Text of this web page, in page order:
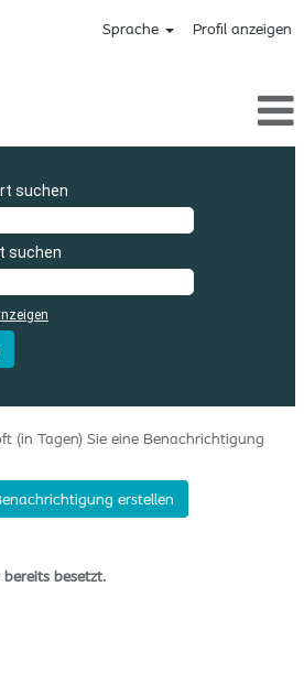
Sprache Profil anzeigen
suchen
suchen
(in Tagen) Sie eine Benachrichtigung
erstellen
besetzt.